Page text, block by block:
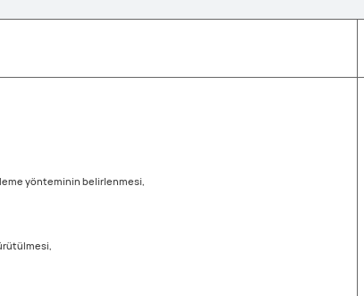
yönteminin belirlenmesi,